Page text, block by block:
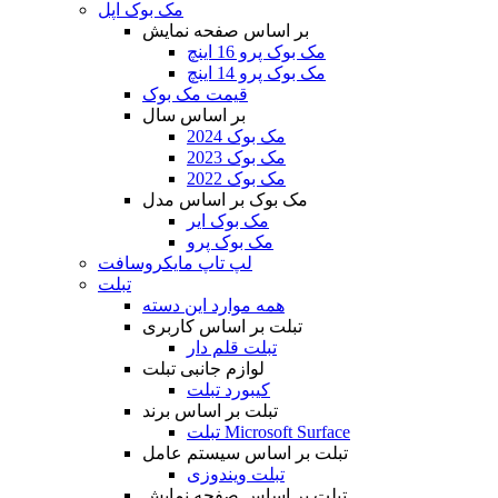
مک بوک اپل
بر اساس صفحه نمایش
مک بوک پرو 16 اینچ
مک بوک پرو 14 اینچ
قیمت مک بوک
بر اساس سال
مک بوک 2024
مک بوک 2023
مک بوک 2022
مک بوک بر اساس مدل
مک بوک ایر
مک بوک پرو
لپ تاپ مایکروسافت
تبلت
همه موارد این دسته
تبلت بر اساس کاربری
تبلت قلم دار
لوازم جانبی تبلت
کیبورد تبلت
تبلت بر اساس برند
تبلت Microsoft Surface
تبلت بر اساس سیستم عامل
تبلت ویندوزی